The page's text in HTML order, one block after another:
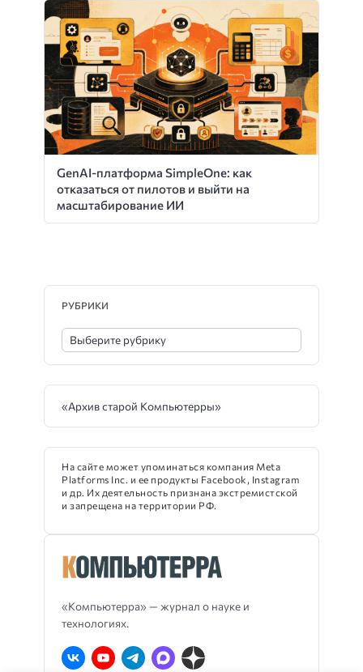
GenAI-платформа SimpleOne: как
отказаться от пилотов и выйти на
масштабирование ИИ
«Компьютерра» — журнал о науке и
технологиях.
РУБРИКИ
«Архив старой Компьютерры»
На сайте может упоминаться компания Meta
Platforms Inc. и ее продукты Facebook, Instagram
и др. Их деятельность признана экстремистской
и запрещена на территории РФ.